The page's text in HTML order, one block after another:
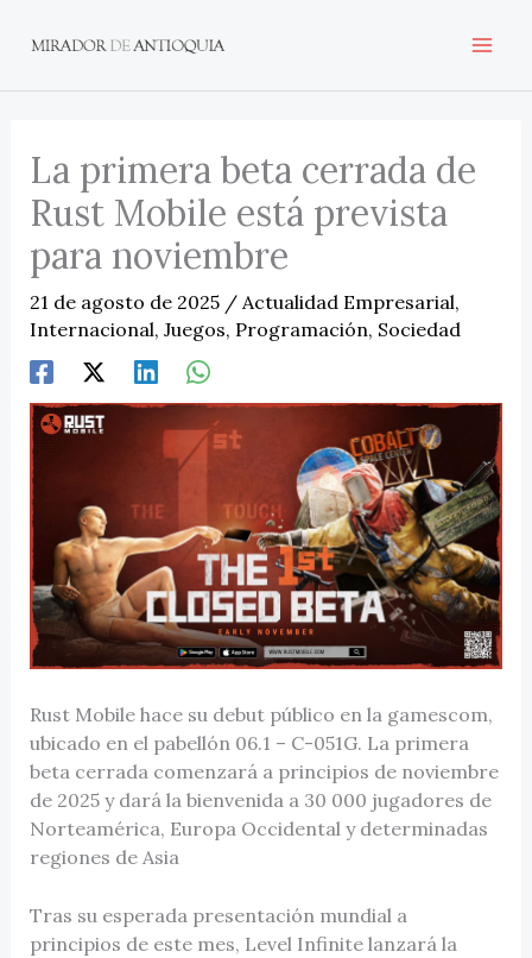
La primera beta cerrada de
Rust Mobile está prevista
para noviembre
21 de agosto de 2025 / Actualidad Empresarial,
Internacional, Juegos, Programación, Sociedad
Rust Mobile hace su debut público en la gamescom,
ubicado en el pabellón 06.1 – C-051G. La primera
beta cerrada comenzará a principios de noviembre
de 2025 y dará la bienvenida a 30 000 jugadores de
Norteamérica, Europa Occidental y determinadas
regiones de Asia
Tras su esperada presentación mundial a
principios de este mes, Level Infinite lanzará la